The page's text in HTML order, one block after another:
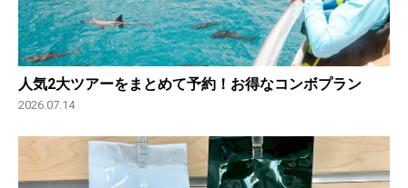
人気2大ツアーをまとめて予約！お得なコンボプラン
2026.07.14